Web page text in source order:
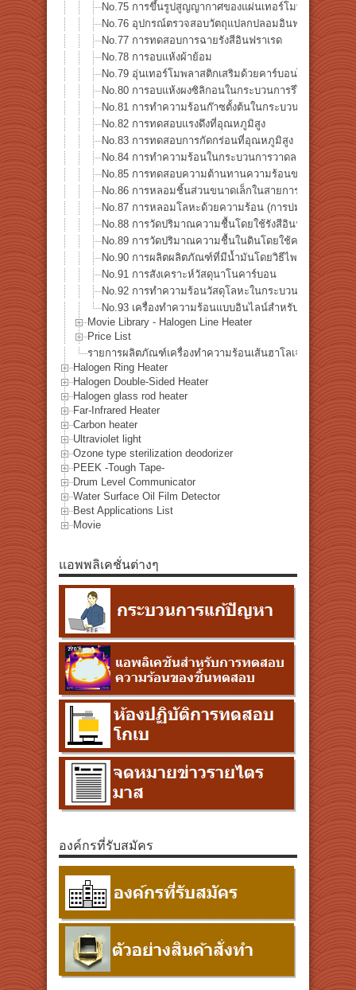
No.75 การขึ้นรูปสูญญากาศของแผ่นเทอร์โมพลาสติกปร
No.76 อุปกรณ์ตรวจสอบวัตถุแปลกปลอมอินฟราเรด
No.77 การทดสอบการฉายรังสีอินฟราเรด
No.78 การอบแห้งผ้าย้อม
No.79 อุ่นเทอร์โมพลาสติกเสริมด้วยคาร์บอนไฟเบอร์
No.80 การอบแห้งผงซิลิกอนในกระบวนการรีไซเคิลของ
No.81 การทำความร้อนก๊าซตั้งต้นในกระบวนการผลิตเซ
No.82 การทดสอบแรงดึงที่อุณหภูมิสูง
No.83 การทดสอบการกัดกร่อนที่อุณหภูมิสูง
No.84 การทำความร้อนในกระบวนการวาดลวด
No.85 การทดสอบความต้านทานความร้อนของวัสดุในอุต
No.86 การหลอมชิ้นส่วนขนาดเล็กในสายการผลิต
No.87 การหลอมโลหะด้วยความร้อน (การบ่ม) ของยางซิ
No.88 การวัดปริมาณความชื้นโดยใช้รังสีอินฟราเรดใกล้
No.89 การวัดปริมาณความชื้นในดินโดยใช้ความร้อนอินฟ
No.90 การผลิตผลิตภัณฑ์ที่มีน้ำมันโดยวิธีไพโรไลซิสแบบร
No.91 การสังเคราะห์วัสดุนาโนคาร์บอน
No.92 การทำความร้อนวัสดุโลหะในกระบวนการเคลือบผง
No.93 เครื่องทำความร้อนแบบอินไลน์สำหรับการทำควา
Movie Library - Halogen Line Heater
Price List
รายการผลิตภัณฑ์เครื่องทำความร้อนเส้นฮาโลเจน
Halogen Ring Heater
Halogen Double-Sided Heater
Halogen glass rod heater
Far-Infrared Heater
Carbon heater
Ultraviolet light
Ozone type sterilization deodorizer
PEEK -Tough Tape-
Drum Level Communicator
Water Surface Oil Film Detector
Best Applications List
Movie
แอพพลิเคชั่นต่างๆ
องค์กรที่รับสมัคร